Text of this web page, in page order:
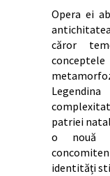
Opera ei
căror
patriei
o nouă
identități